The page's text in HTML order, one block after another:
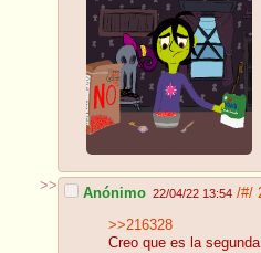
>> Anónimo 22/04/22 13:54 /#/
>>216328
Creo que es la